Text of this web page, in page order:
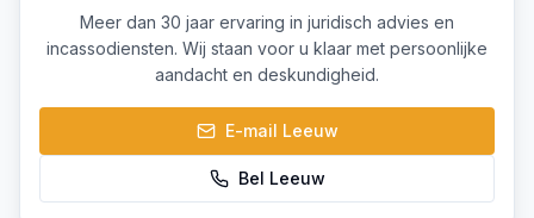
Meer dan 30 jaar ervaring in juridisch advies en
incassodiensten. Wij staan voor u klaar met persoonlijke
aandacht en deskundigheid.
E-mail Leeuw
Bel Leeuw